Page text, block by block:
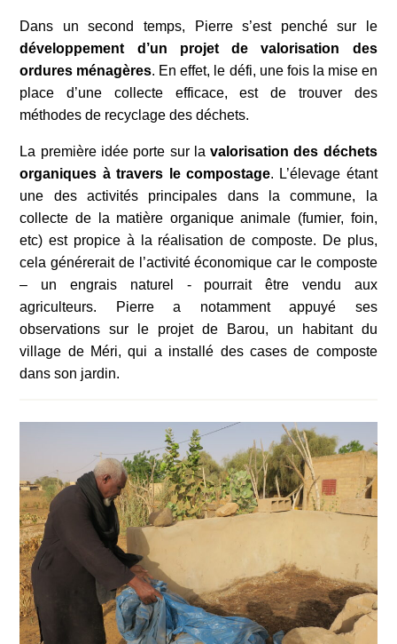
Dans un second temps, Pierre s’est penché sur le
développement d’un projet de valorisation des
ordures ménagères. En effet, le défi, une fois la mise en
place d’une collecte efficace, est de trouver des
méthodes de recyclage des déchets.
La première idée porte sur lavalorisation des déchets
organiques à travers le compostage. L’élevage étant
une des activités principales dans la commune, la
collecte de la matière organique animale (fumier, foin,
etc) est propice à la réalisation de composte. De plus,
cela générerait de l’activité économique car le composte
– un engrais naturel - pourrait être vendu aux
agriculteurs. Pierre a notamment appuyé ses
observations sur le projet de Barou, un habitant du
village de Méri, qui a installé des cases de composte
dans son jardin.